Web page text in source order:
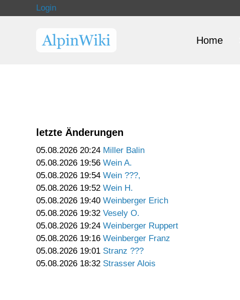
Login
Home
letzte Änderungen
05.08.2026 20:24 Miller Balin
05.08.2026 19:56 Wein A.
05.08.2026 19:54 Wein ???,
05.08.2026 19:52 Wein H.
05.08.2026 19:40 Weinberger Erich
05.08.2026 19:32 Vesely O.
05.08.2026 19:24 Weinberger Ruppert
05.08.2026 19:16 Weinberger Franz
05.08.2026 19:01 Stranz ???
05.08.2026 18:32 Strasser Alois